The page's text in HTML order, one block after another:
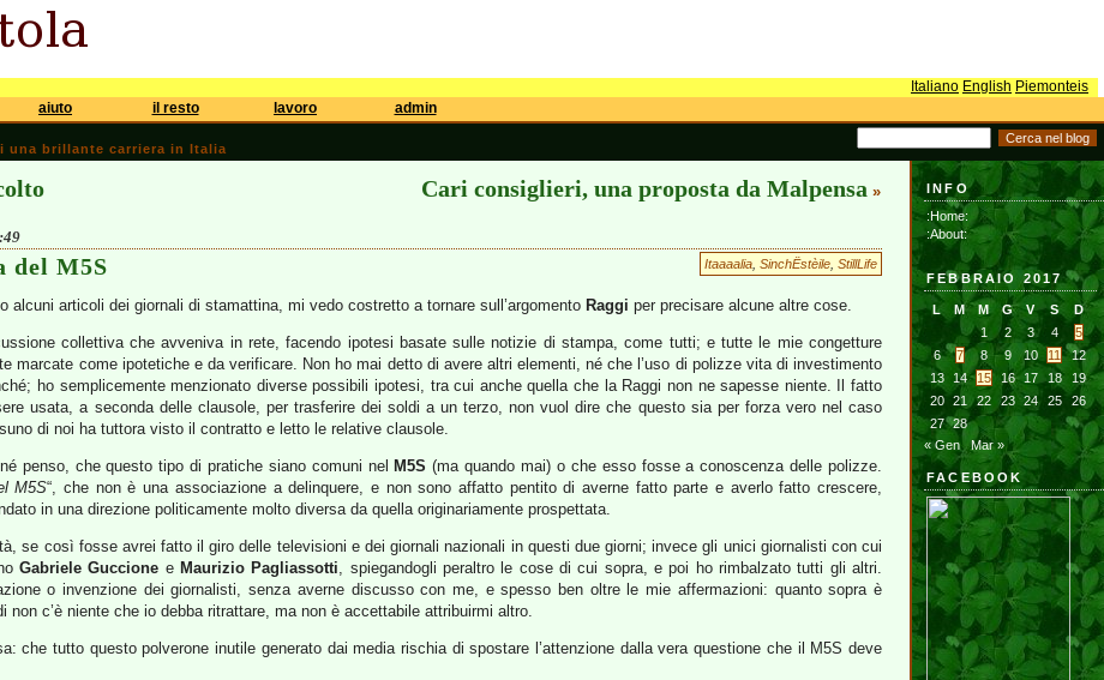
Italiano English Piemonteis
aiuto il resto lavoro admin
una brillante carriera in Italia
Cari consiglieri, una proposta da Malpensa »
Itaaaalia SinchËstèile StillLife
del M5S
alcuni articoli dei giornali di stamattina, mi vedo costretto a tornare sull’argomento Raggi per precisare alcune altre cose.
collettiva che avveniva in rete, facendo ipotesi basate sulle notizie di stampa, come tutti; e tutte le mie congetture
marcate come ipotetiche e da verificare. Non ho mai detto di avere altri elementi, né che l’uso di polizze vita di investimento
ho semplicemente menzionato diverse possibili ipotesi, tra cui anche quella che la Raggi non ne sapesse niente. Il fatto
usata, a seconda delle clausole, per trasferire dei soldi a un terzo, non vuol dire che questo sia per forza vero nel caso
di noi ha tuttora visto il contratto e letto le relative clausole.
penso, che questo tipo di pratiche siano comuni nel M5S (ma quando mai) o che esso fosse a conoscenza delle polizze.
M5S“, che non è una associazione a delinquere, e non sono affatto pentito di averne fatto parte e averlo fatto crescere,
in una direzione politicamente molto diversa da quella originariamente prospettata.
se così fosse avrei fatto il giro delle televisioni e dei giornali nazionali in questi due giorni; invece gli unici giornalisti con cui
Gabriele Guccione e Maurizio Pagliassotti, spiegandogli peraltro le cose di cui sopra, e poi ho rimbalzato tutti gli altri.
o invenzione dei giornalisti, senza averne discusso con me, e spesso ben oltre le mie affermazioni: quanto sopra è
non c’è niente che io debba ritrattare, ma non è accettabile attribuirmi altro.
che tutto questo polverone inutile generato dai media rischia di spostare l’attenzione dalla vera questione che il M5S deve
INFO
:Home:
:About:
FEBBRAIO 2017
L M M G V S
D
1
2 3 4
5
6
7 8 9 10 11
12
13
14 15 16 17 18
19
20
21 22 23 24 25
26
27 28
« Gen
Mar »
FACEBOOK